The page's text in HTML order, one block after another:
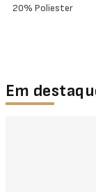
20% Poliester
Em